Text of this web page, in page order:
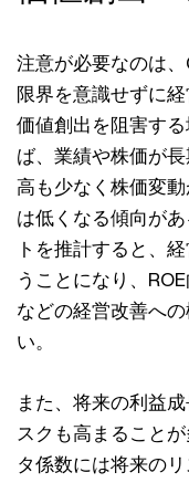
注意が必要なのは
限界を意識せずに
価値創出を阻害す
ば、業績や株価が
⾼も少なく株価変
は低くなる傾向が
トを推計すると、
うことになり、
などの経営改善へ
い。
また、将来の利益
スクも⾼まること
タ係数には将来の